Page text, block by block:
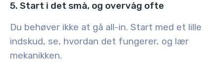
5. Start i det små, og overvåg ofte
Du behøver ikke at gå all-in. Start med et lille
indskud, se, hvordan det fungerer, og lær
mekanikken.